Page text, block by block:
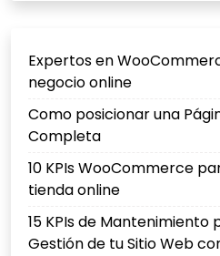
Expertos en
negocio online
Como posicionar una
Completa
10 KPIs WooCommerce
tienda online
15 KPIs de Mantenimiento
Gestión de tu Sitio Web